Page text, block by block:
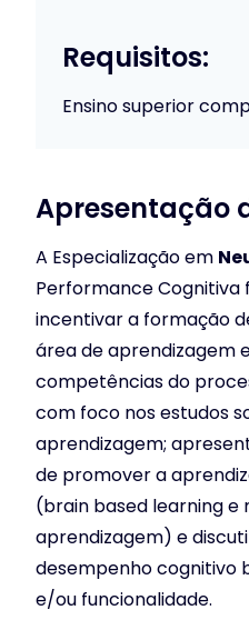
Requisitos:
Ensino superior
Apresentação
A Especialização em
Performance
incentivar a formação
área de aprendizagem
competências do
com foco nos estudos
aprendizagem;
de promover a
(brain based learning e
aprendizagem) e
desempenho cognitivo
e/ou funcionalidade.